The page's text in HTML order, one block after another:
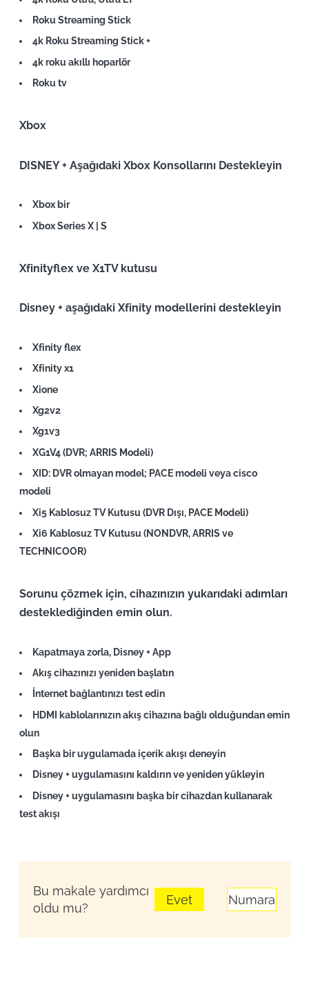
Roku Streaming Stick
4k Roku Streaming Stick +
4k roku akıllı hoparlör
Roku tv
Xbox
DISNEY + Aşağıdaki Xbox Konsollarını Destekleyin
Xbox bir
Xbox Series X | S
Xfinityflex ve X1TV kutusu
Disney + aşağıdaki Xfinity modellerini destekleyin
Xfinity flex
Xfinity x1
Xione
Xg2v2
Xg1v3
XG1V4 (DVR; ARRIS Modeli)
XID: DVR olmayan model; PACE modeli veya cisco
modeli
Xi5 Kablosuz TV Kutusu (DVR Dışı, PACE Modeli)
Xi6 Kablosuz TV Kutusu (NONDVR, ARRIS ve
TECHNICOOR)
Sorunu çözmek için, cihazınızın yukarıdaki adımları
desteklediğinden emin olun.
Kapatmaya zorla, Disney + App
Akış cihazınızı yeniden başlatın
İnternet bağlantınızı test edin
HDMI kablolarınızın akış cihazına bağlı olduğundan emin
olun
Başka bir uygulamada içerik akışı deneyin
Disney + uygulamasını kaldırın ve yeniden yükleyin
Disney + uygulamasını başka bir cihazdan kullanarak
test akışı
Bu makale yardımcı
oldu mu?
Evet Numara